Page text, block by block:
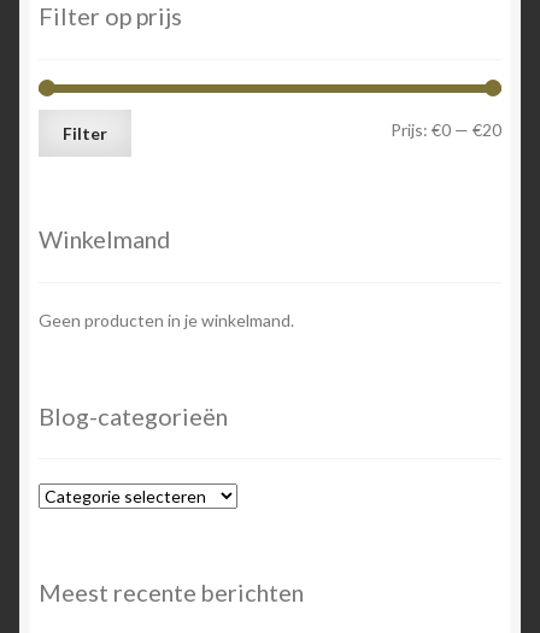
Filter op prijs
Min.
Max.
Filter Prijs: €0 — €20
Winkelmand
Geen producten in je winkelmand.
Blog-categorieën
Blog-
Meest recente berichten